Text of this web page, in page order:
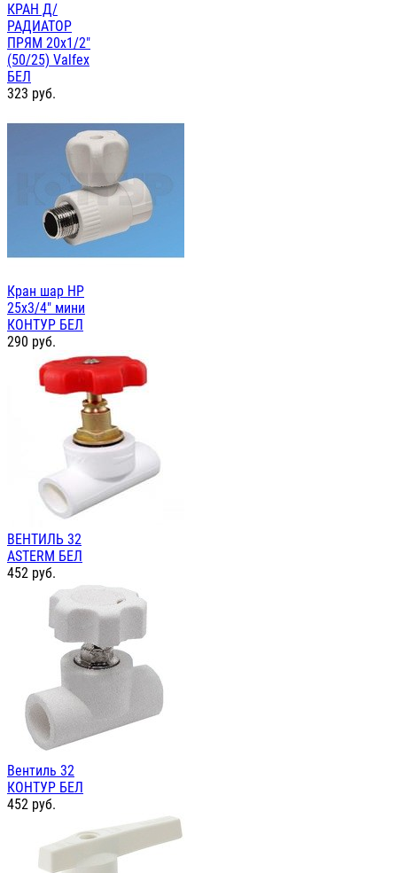
КРАН Д/
РАДИАТОР
ПРЯМ 20х1/2"
(50/25) Valfex
БЕЛ
323 руб.
Кран шар НР
25х3/4" мини
КОНТУР БЕЛ
290 руб.
ВЕНТИЛЬ 32
ASTERM БЕЛ
452 руб.
Вентиль 32
КОНТУР БЕЛ
452 руб.